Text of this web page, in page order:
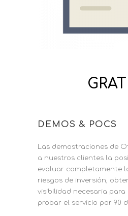
DEMOS & POCS
Las demostraciones de
a nuestros clientes la
evaluar completamente
riesgos de inversión,
visibilidad necesaria para
probar el servicio por 90